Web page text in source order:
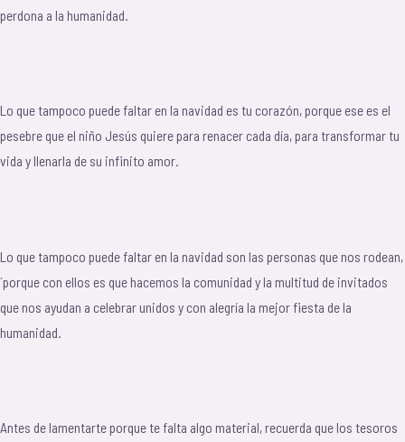
perdona a la humanidad.
Lo que tampoco puede faltar en la navidad es tu corazón, porque ese es el
pesebre que el niño Jesús quiere para renacer cada día, para transformar tu
vida y llenarla de su infinito amor.
Lo que tampoco puede faltar en la navidad son las personas que nos rodean,
´porque con ellos es que hacemos la comunidad y la multitud de invitados
que nos ayudan a celebrar unidos y con alegría la mejor fiesta de la
humanidad.
Antes de lamentarte porque te falta algo material, recuerda que los tesoros